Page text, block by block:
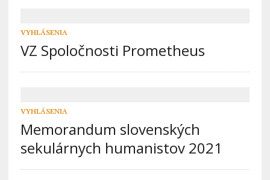
VYHLÁSENIA
VZ Spoločnosti Prometheus
VYHLÁSENIA
Memorandum slovenských
sekulárnych humanistov 2021